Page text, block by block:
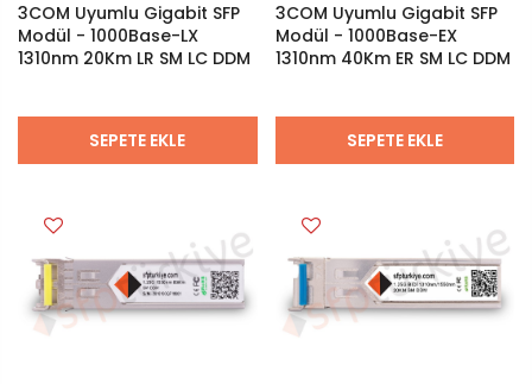
3COM Uyumlu Gigabit SFP
Modül - 1000Base-LX
1310nm 20Km LR SM LC DDM
SEPETE EKLE
3COM Uyumlu Gigabit SFP
Modül - 1000Base-EX
1310nm 40Km ER SM LC DDM
SEPETE EKLE